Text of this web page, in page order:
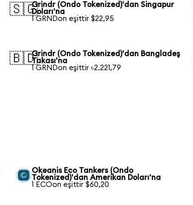
🇸🇬Grindr (Ondo Tokenized)'dan Singapur
Doları'na
1 GRNDon eşittir $22,95
🇧🇩Grindr (Ondo Tokenized)'dan Bangladeş
Takası'na
1 GRNDon eşittir ৳2.221,79
Okeanis Eco Tankers (Ondo
Tokenized)'dan Amerikan Doları'na
1 ECOon eşittir $60,20